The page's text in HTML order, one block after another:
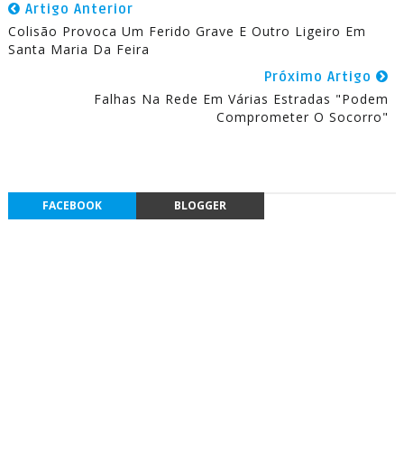
Artigo Anterior
Colisão Provoca Um Ferido Grave E Outro Ligeiro Em
Santa Maria Da Feira
Próximo Artigo
Falhas Na Rede Em Várias Estradas "Podem
Comprometer O Socorro"
FACEBOOK BLOGGER